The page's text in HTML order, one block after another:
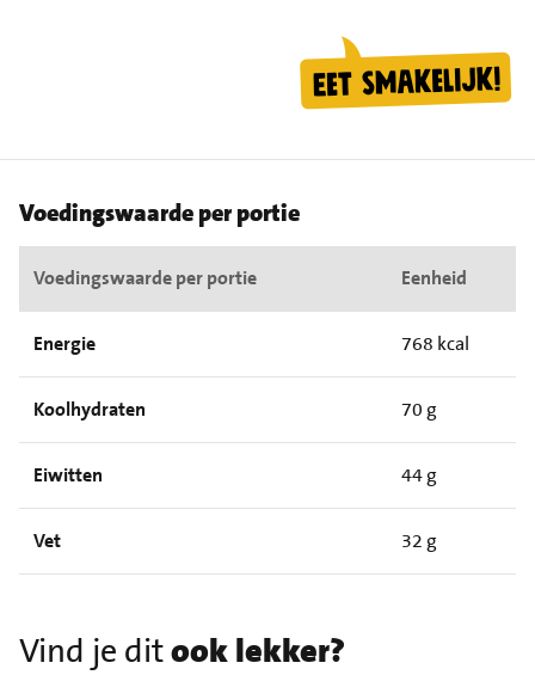
Voedingswaarde per portie
Voedingswaarde per portie Eenheid
Energie 768 kcal
Koolhydraten 70 g
Eiwitten 44 g
Vet 32 g
Vind je ditook lekker?